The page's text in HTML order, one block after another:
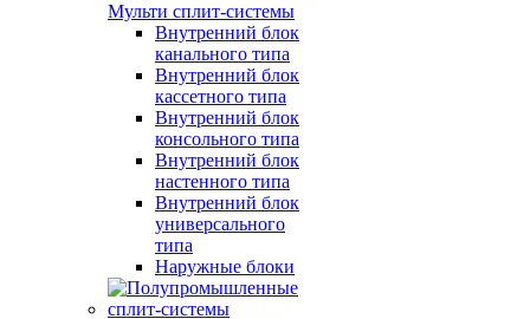
Мульти сплит-системы
Внутренний блок
канального типа
Внутренний блок
кассетного типа
Внутренний блок
консольного типа
Внутренний блок
настенного типа
Внутренний блок
универсального
типа
Наружные блоки